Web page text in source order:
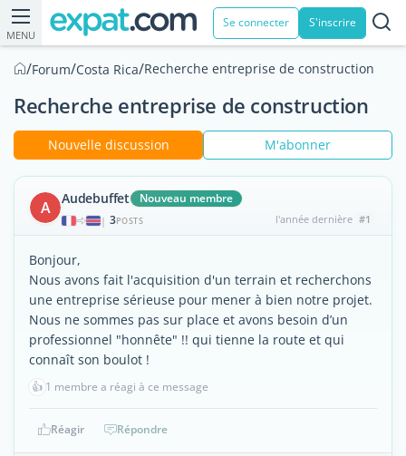
MENU
Se connecter S'inscrire
/Forum/Costa Rica/Recherche entreprise de construction
Recherche entreprise de construction
Nouvelle discussion M'abonner
A Audebuffet Nouveau membre
| 3POSTS l'année dernière #1
Bonjour,
Nous avons fait l'acquisition d'un terrain et recherchons
une entreprise sérieuse pour mener à bien notre projet.
Nous ne sommes pas sur place et avons besoin d’un
professionnel "honnête" !! qui tienne la route et qui
connaît son boulot !
👍 1 membre a réagi à ce message
Réagir Répondre